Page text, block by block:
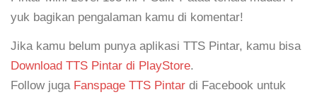
yuk bagikan pengalaman kamu di komentar!
Jika kamu belum punya aplikasi TTS Pintar, kamu bisa
Download TTS Pintar di PlayStore.
Follow juga Fanspage TTS Pintar di Facebook untuk